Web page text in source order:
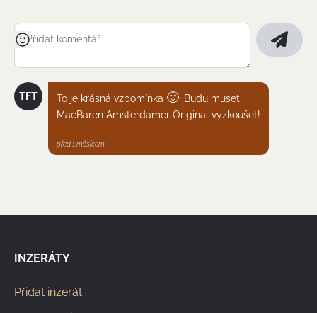
TFT To je krásná vzpomínka 🙂. Budu muset
MacBaren Amsterdamer Original vyzkoušet!
před 1 měsícem
INZERÁTY
Přidat inzerát